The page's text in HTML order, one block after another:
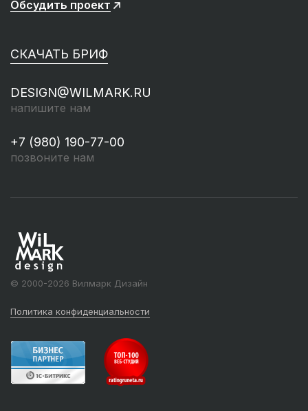
Обсудить проект
СКАЧАТЬ БРИФ
DESIGN@WILMARK.RU
напишите нам
+7 (980) 190-77-00
позвоните нам
© 2000-2026 Вилмарк Дизайн
Политика конфиденциальности